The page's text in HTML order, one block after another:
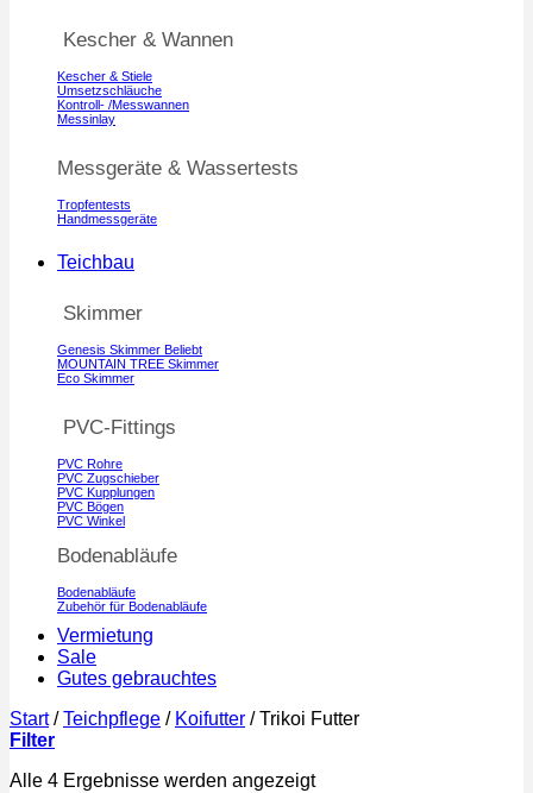
Kescher & Wannen
Kescher & Stiele
Umsetzschläuche
Kontroll- /Messwannen
Messinlay
Messgeräte & Wassertests
Tropfentests
Handmessgeräte
Teichbau
Skimmer
Genesis Skimmer
MOUNTAIN TREE Skimmer
Eco Skimmer
PVC-Fittings
PVC Rohre
PVC Zugschieber
PVC Kupplungen
PVC Bögen
PVC Winkel
Bodenabläufe
Bodenabläufe
Zubehör für Bodenabläufe
Vermietung
Sale
Gutes gebrauchtes
Start / Teichpflege / Koifutter /Trikoi Futter
Filter
Alle 4 Ergebnisse werden angezeigt